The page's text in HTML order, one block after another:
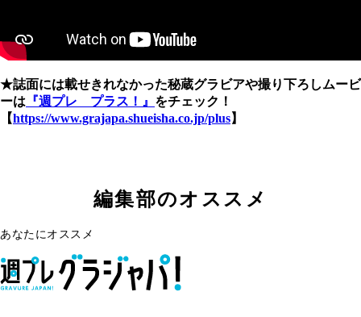
★誌面には載せきれなかった秘蔵グラビアや撮り下ろしムービ
ーは 『週プレ プラス！』 をチェック！
【https://www.grajapa.shueisha.co.jp/plus】
編集部のオススメ
あなたにオススメ